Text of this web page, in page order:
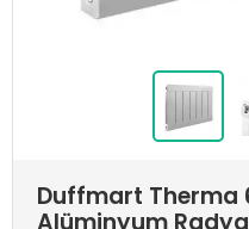
Duffmart Therma
Alüminyum